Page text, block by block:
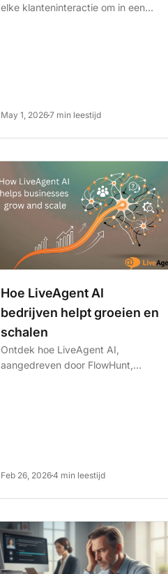
elke klanteninteractie om in een
May 1, 20267 min leestijd
Hoe LiveAgent AI
bedrijven helpt groeien en
schalen
Ontdek hoe LiveAgent AI,
aangedreven door FlowHunt,
Feb 26, 20264 min leestijd